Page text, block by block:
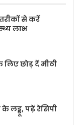
से करें
लाभ
छोड़ दें मीठी
लड्डू, पढ़ें रेसिपी